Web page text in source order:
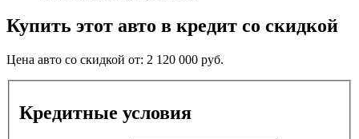
Купить этот авто в кредит со скидкой
Цена авто со скидкой от: 2 120 000 руб.
Кредитные условия